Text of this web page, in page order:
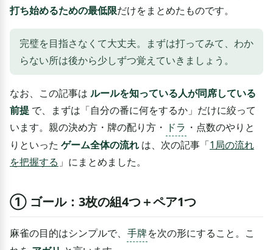
打ち始めるための最低限だけをまとめたものです。
完璧を目指さなくて大丈夫。まずは打ってみて、わか
らない所は後から少しずつ覚えていきましょう。
なお、この記事は ルールを知っている人が同席している
前提 で、まずは「自分の番に何をするか」だけに絞って
います。親の決め方・牌の配り方・ ドラ ・点数のやりと
りといった ゲーム全体の流れ は、次の記事「1局の流れ
を把握する 」にまとめました。
① ゴール：3枚の組4つ＋ペア1つ
麻雀の目的はシンプルで、 手牌を次の形にすること。こ